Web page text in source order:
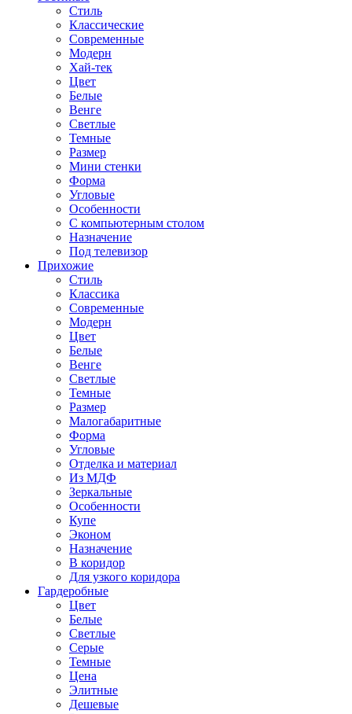
Стиль
Классические
Современные
Модерн
Хай-тек
Цвет
Белые
Венге
Светлые
Темные
Размер
Мини стенки
Форма
Угловые
Особенности
С компьютерным столом
Назначение
Под телевизор
Прихожие
Стиль
Классика
Современные
Модерн
Цвет
Белые
Венге
Светлые
Темные
Размер
Малогабаритные
Форма
Угловые
Отделка и материал
Из МДФ
Зеркальные
Особенности
Купе
Эконом
Назначение
В коридор
Для узкого коридора
Гардеробные
Цвет
Белые
Светлые
Серые
Темные
Цена
Элитные
Дешевые